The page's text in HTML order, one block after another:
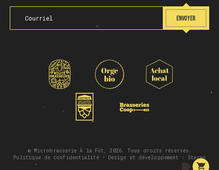
ENVOYER
© Microbrasserie À la Fût, 2026. Tous droits réservés.
Politique de confidentialité• Design et développement : Stereo